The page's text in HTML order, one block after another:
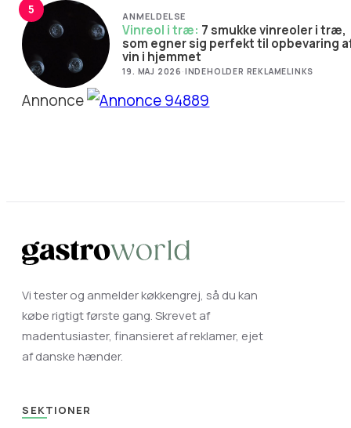
5 ANMELDELSE
Vinreol i træ:
som egner sig perfekt til opbevaring
vin i hjemmet
19. MAJ 2026 ·INDEHOLDER REKLAMELINKS
Annonce
Vi tester og anmelder køkkengrej, så du kan
købe rigtigt første gang. Skrevet af
madentusiaster, finansieret af reklamer, ejet
af danske hænder.
SEKTIONER